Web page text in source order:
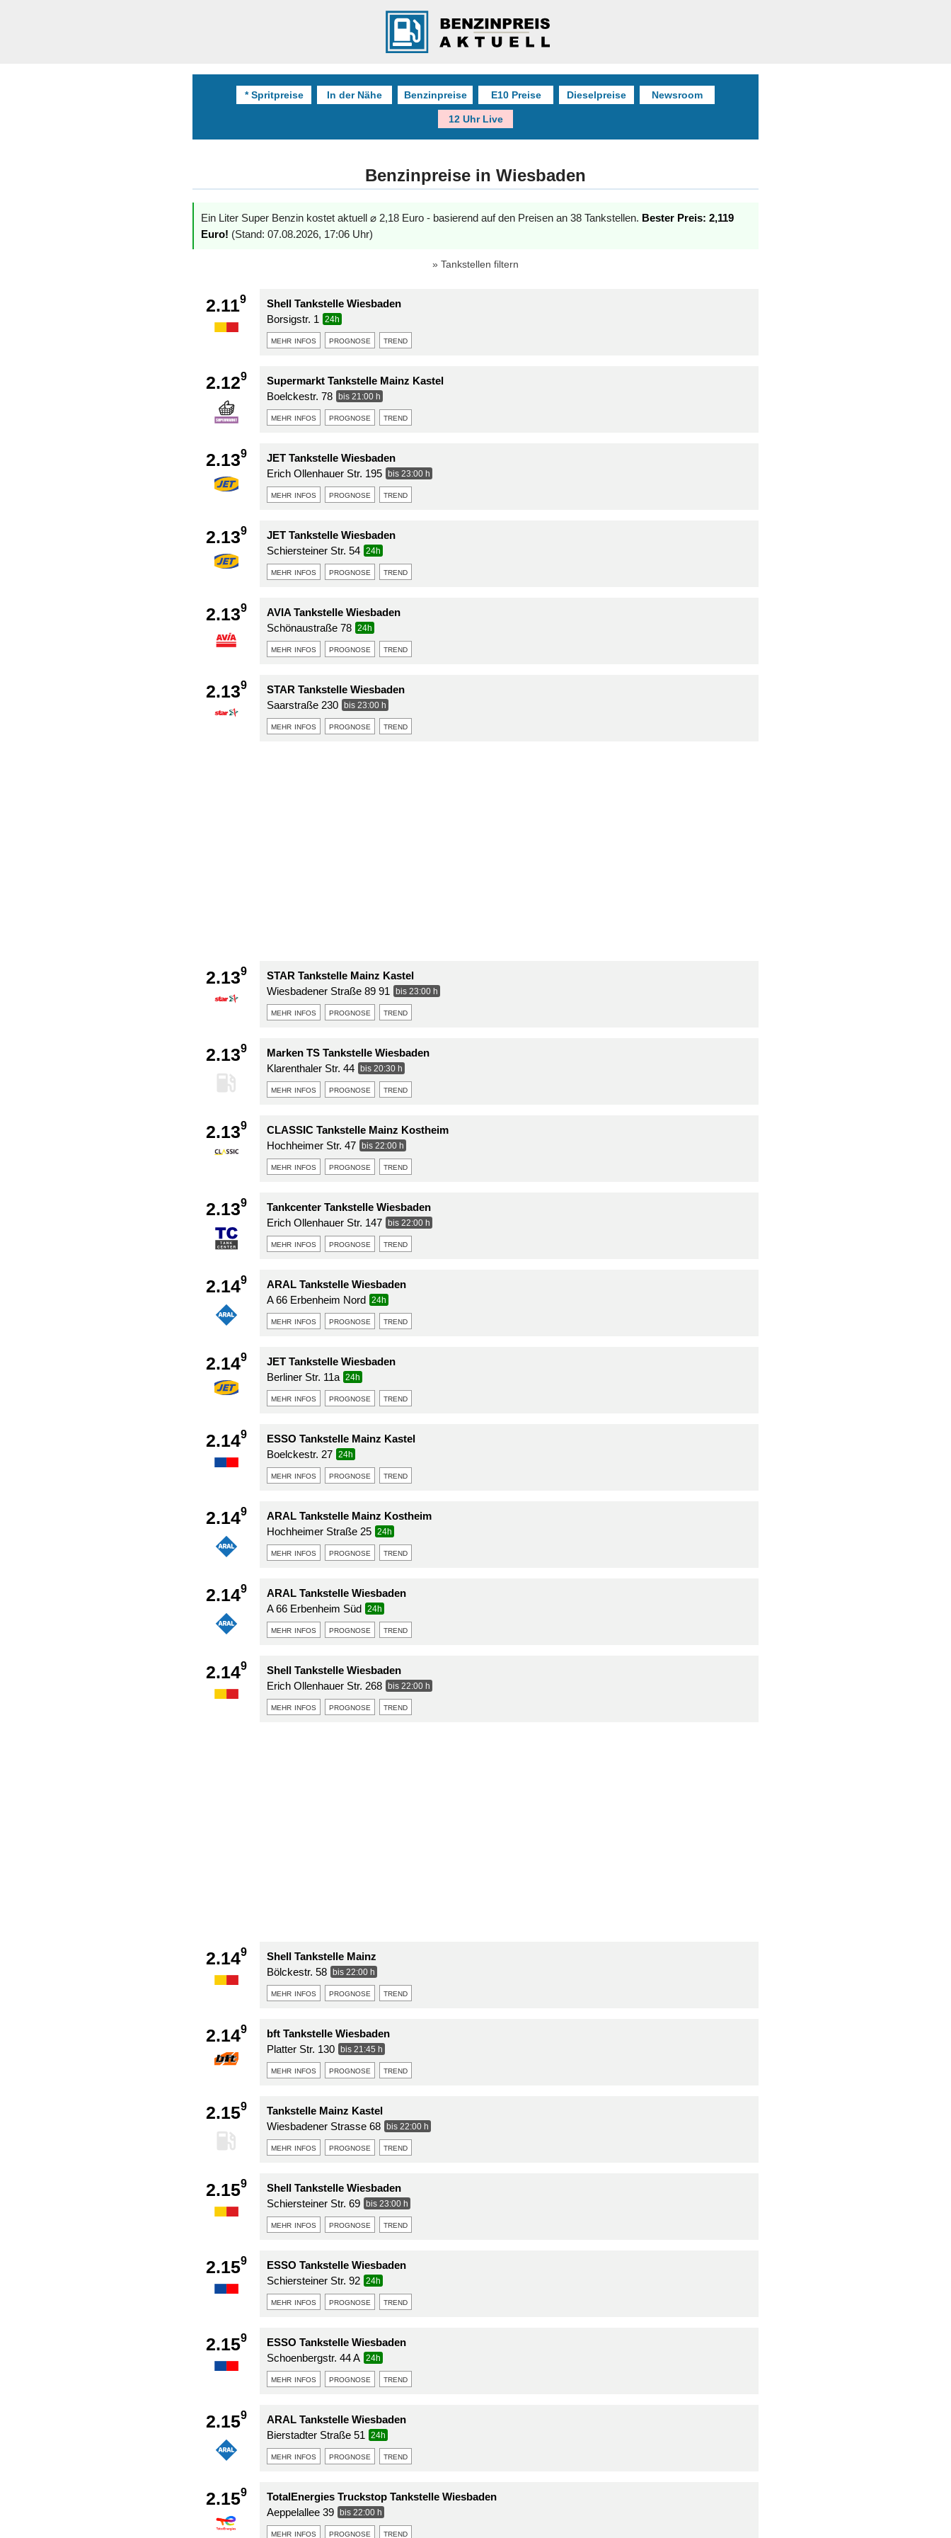
* Spritpreise In der Nähe Benzinpreise E10 Preise Dieselpreise Newsroom
12 Uhr Live
Benzinpreise in Wiesbaden
Ein Liter Super Benzin kostet aktuell ⌀ 2,18 Euro - basierend auf den Preisen an 38 Tankstellen. Bester Preis: 2,119
Euro! (Stand: 07.08.2026, 17:06 Uhr)
Tankstellen filtern
2.119
Shell Tankstelle Wiesbaden
Borsigstr. 1
24h
mehr infos prognose trend
2.129
Supermarkt Tankstelle Mainz Kastel
Boelckestr. 78
bis 21:00 h
mehr infos prognose trend
2.139
JET Tankstelle Wiesbaden
Erich Ollenhauer Str. 195
bis 23:00 h
mehr infos prognose trend
2.139
JET Tankstelle Wiesbaden
Schiersteiner Str. 54
24h
mehr infos prognose trend
2.139
AVIA Tankstelle Wiesbaden
Schönaustraße 78
24h
mehr infos prognose trend
2.139
STAR Tankstelle Wiesbaden
Saarstraße 230
bis 23:00 h
mehr infos prognose trend
2.139
STAR Tankstelle Mainz Kastel
Wiesbadener Straße 89 91
bis 23:00 h
mehr infos prognose trend
2.139
Marken TS Tankstelle Wiesbaden
Klarenthaler Str. 44
bis 20:30 h
mehr infos prognose trend
2.139
CLASSIC Tankstelle Mainz Kostheim
Hochheimer Str. 47
bis 22:00 h
mehr infos prognose trend
2.139
Tankcenter Tankstelle Wiesbaden
Erich Ollenhauer Str. 147
bis 22:00 h
mehr infos prognose trend
2.149
ARAL Tankstelle Wiesbaden
A 66 Erbenheim Nord
24h
mehr infos prognose trend
2.149
JET Tankstelle Wiesbaden
Berliner Str. 11a
24h
mehr infos prognose trend
2.149
ESSO Tankstelle Mainz Kastel
Boelckestr. 27
24h
mehr infos prognose trend
2.149
ARAL Tankstelle Mainz Kostheim
Hochheimer Straße 25
24h
mehr infos prognose trend
2.149
ARAL Tankstelle Wiesbaden
A 66 Erbenheim Süd
24h
mehr infos prognose trend
2.149
Shell Tankstelle Wiesbaden
Erich Ollenhauer Str. 268
bis 22:00 h
mehr infos prognose trend
2.149
Shell Tankstelle Mainz
Bölckestr. 58
bis 22:00 h
mehr infos prognose trend
2.149
bft Tankstelle Wiesbaden
Platter Str. 130
bis 21:45 h
mehr infos prognose trend
2.159
Tankstelle Mainz Kastel
Wiesbadener Strasse 68
bis 22:00 h
mehr infos prognose trend
2.159
Shell Tankstelle Wiesbaden
Schiersteiner Str. 69
bis 23:00 h
mehr infos prognose trend
2.159
ESSO Tankstelle Wiesbaden
Schiersteiner Str. 92
24h
mehr infos prognose trend
2.159
ESSO Tankstelle Wiesbaden
Schoenbergstr. 44 A
24h
mehr infos prognose trend
2.159
ARAL Tankstelle Wiesbaden
Bierstadter Straße 51
24h
mehr infos prognose trend
2.159
TotalEnergies Truckstop Tankstelle Wiesbaden
Aeppelallee 39
bis 22:00 h
mehr infos prognose trend